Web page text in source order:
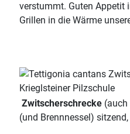
verstummt. Guten Appetit
Grillen in die Wärme
Zwitscherschrecke (auch
(und Brennnessel)